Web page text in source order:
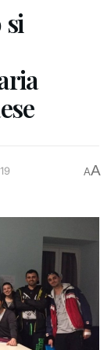
si
AA